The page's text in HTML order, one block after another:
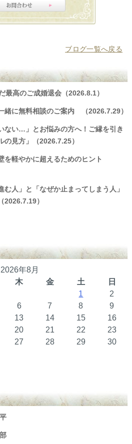
ブログ一覧へ戻る
最高のご成婚退会（2026.8.1）
緒に無料相談のご案内 （2026.7.29）
ない…」とお悩みの方へ！ご縁を引き
の見方」（2026.7.25）
を軽やかに超えるためのヒント
む人」と「なぜか止まってしまう人」
2026.7.19）
2026年8月
木 金 土
日
1
2
6 7 8
9
13 14 15
16
20 21 22
23
27 28 29
30